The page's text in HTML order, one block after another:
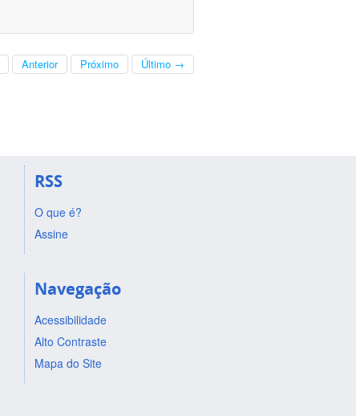
Anterior Próximo Último →
RSS
O que é?
Assine
Navegação
Acessibilidade
Alto Contraste
Mapa do Site